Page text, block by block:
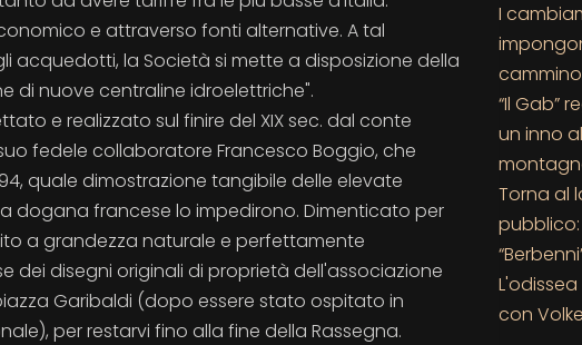
e attraverso fonti alternative. A tal
acquedotti, la Società si mette a disposizione della
di nuove centraline idroelettriche".
e realizzato sul finire del XIX sec. dal conte
fedele collaboratore Francesco Boggio, che
quale dimostrazione tangibile delle elevate
dogana francese lo impedirono. Dimenticato per
a grandezza naturale e perfettamente
dei disegni originali di proprietà dell'associazione
Garibaldi (dopo essere stato ospitato in
per restarvi fino alla fine della Rassegna.
I
“Il Gab”
un inno
Torna al
con